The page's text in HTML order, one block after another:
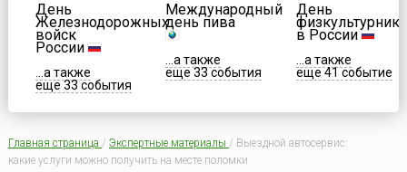
День
Железнодорожных
войск
России
...а также
еще 33 события
Международный
день пива
...а также
еще 33 события
День
физкультурника
в России
...а также
еще 41 событие
Главная страница / Экспертные материалы / Выездной автосервис:
какие услуги можно получить на месте поломки